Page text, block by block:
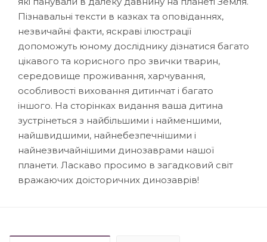
Пізнавальні тексти в казках та оповіданнях,
незвичайні факти, яскраві ілюстрації
допоможуть юному досліднику дізнатися багато
цікавого та корисного про звички тварин,
середовище проживання, харчування,
особливості виховання дитинчат і багато
іншого. На сторінках видання ваша дитина
зустрінеться з найбільшими і найменшими,
найшвидшими, найнебезпечнішими і
найнезвичайнішими динозаврами нашої
планети. Ласкаво просимо в загадковий світ
вражаючих доісторичних динозаврів!